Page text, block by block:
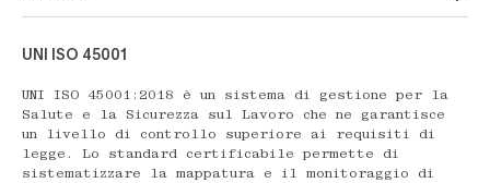
UNI ISO 45001
UNI ISO 45001:2018 è un sistema di gestione per la
Salute e la Sicurezza sul Lavoro che ne garantisce
un livello di controllo superiore ai requisiti di
legge. Lo standard certificabile permette di
sistematizzare la mappatura e il monitoraggio di